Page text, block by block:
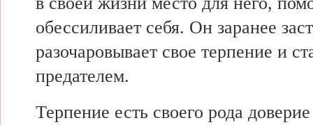
обессиливает себя. Он заранее
разочаровывает свое терпение и
предателем.
Терпение есть своего рода